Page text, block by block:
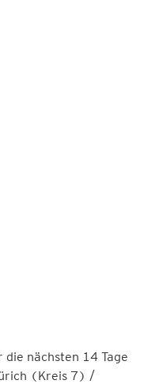
nächsten 14 Tage
(Kreis 7) /